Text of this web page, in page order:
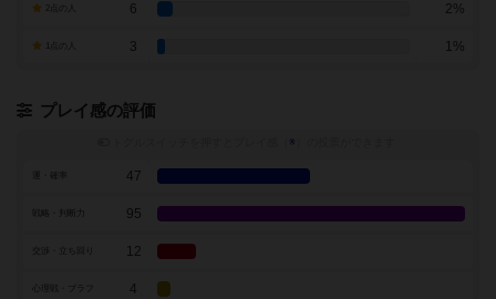
6 2%
3 1%
プレイ感の評価
※
47
戦略・判断力 95
12
4